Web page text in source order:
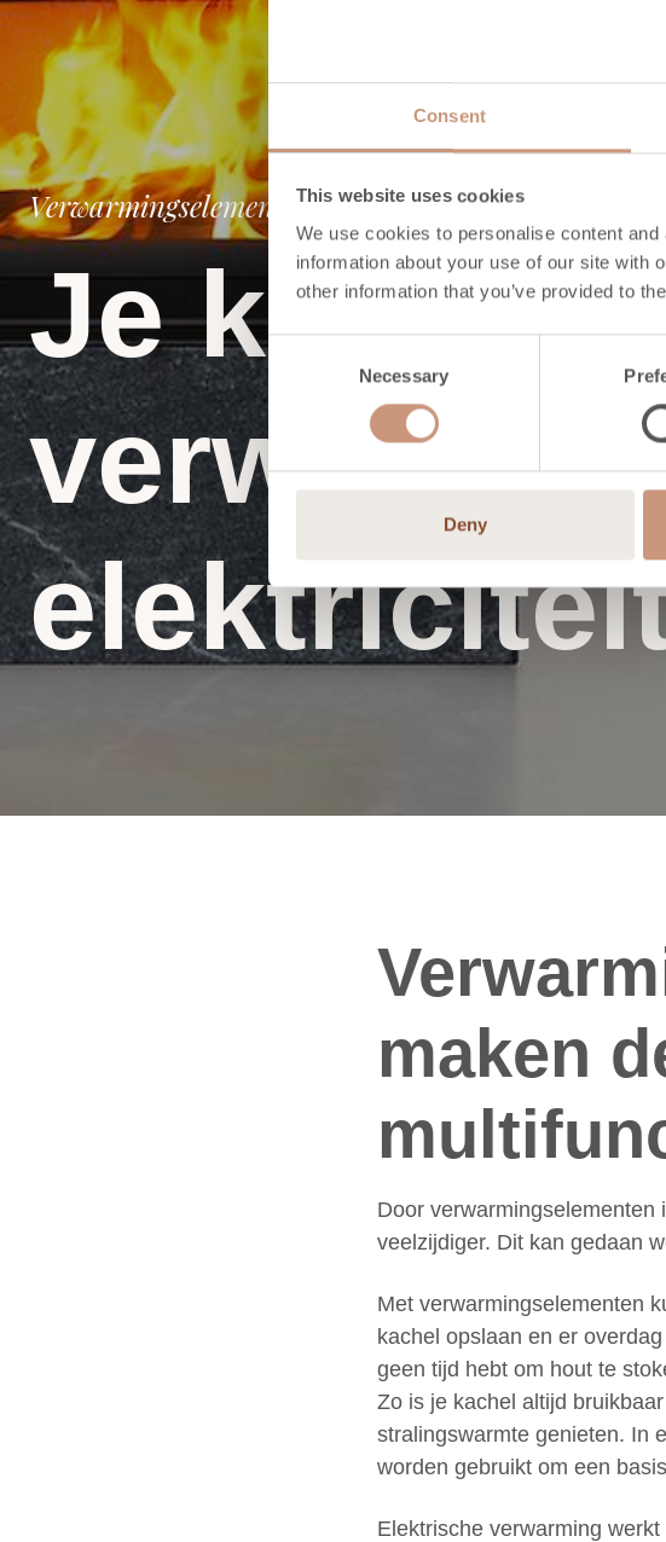
Consent
This website uses cookies
We use cookies to personalise content
information about your use of our site with
other information that you’ve provided to
Consent
Necessary
Deny
Verwarmingselementen
Je kunt
maken
Door
veelzijdiger. Dit kan gedaan
Met verwarmingselementen
kachel opslaan en er
geen tijd hebt om hout te
Zo is je kachel altijd
stralingswarmte genieten. In
worden gebruikt om een
Elektrische verwarming